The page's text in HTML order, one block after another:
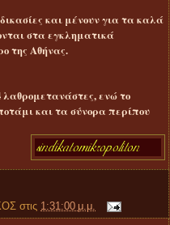
και μένουν για τα καλά
στα εγκληματικά
της Αθήνας.
λαθρομετανάστες, ενώ το
και τα σύνορα περίπου
στις 1:31:00 μ.μ.